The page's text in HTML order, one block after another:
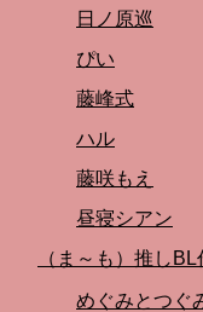
日ノ原巡
ぴい
藤峰式
ハル
藤咲もえ
昼寝シアン
（ま～も）推し
めぐみとつぐ